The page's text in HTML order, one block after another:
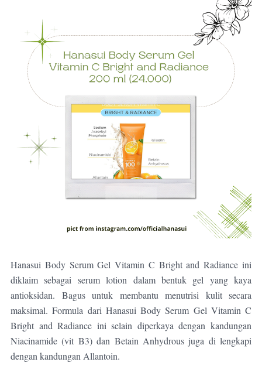
Hanasui Body Serum Gel Vitamin C Bright and Radiance ini
diklaim sebagai serum lotion dalam bentuk gel yang kaya
antioksidan. Bagus untuk membantu menutrisi kulit secara
maksimal. Formula dari Hanasui Body Serum Gel Vitamin C
Bright and Radiance ini selain diperkaya dengan kandungan
Niacinamide (vit B3) dan Betain Anhydrous juga di lengkapi
dengan kandungan Allantoin.